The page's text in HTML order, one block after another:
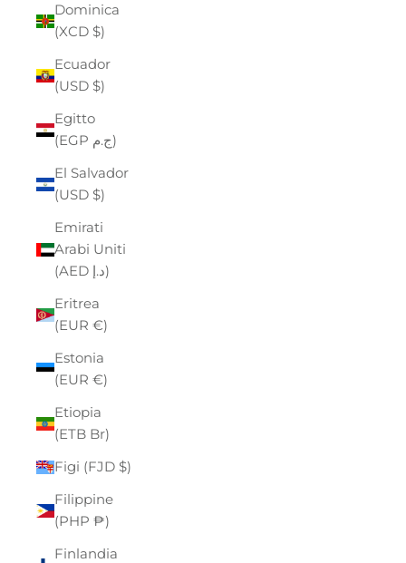
Dominica
(XCD $)
Ecuador
(USD $)
Egitto
(EGP ج.م)
El Salvador
(USD $)
Emirati
Arabi Uniti
(AED د.إ)
Eritrea
(EUR €)
Estonia
(EUR €)
Etiopia
(ETB Br)
Figi (FJD $)
Filippine
(PHP ₱)
Finlandia